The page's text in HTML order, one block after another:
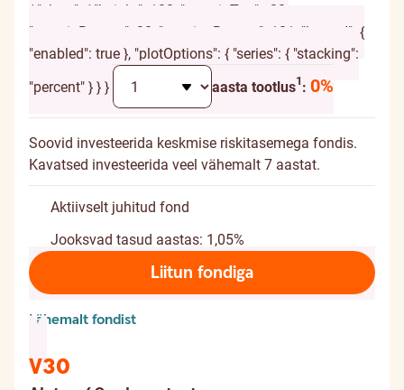
{ "chart": { "height": 120, "marginTop": -20,
"marginBottom": 20, "spacingBottom": 10 }, "legend": {
"enabled": true }, "plotOptions": { "series": { "stacking":
"percent" } } }
aasta tootlus1
Täiendav selgitus
: 0%
Soovid investeerida keskmise riskitasemega fondis.
Kavatsed investeerida veel vähemalt 7 aastat.
Aktiivselt juhitud fond
Jooksvad tasud aastas: 1,05%
Liitun fondiga
Lähemalt fondist
V30